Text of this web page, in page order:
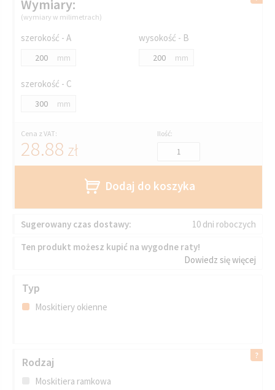
Wymiary:
(wymiary w milimetrach)
szerokość - A
mm
wysokość - B
mm
szerokość - C
mm
Cena z VAT:
28.88 zł
Ilość:
Dodaj do koszyka
Sugerowany czas dostawy:
10 dni roboczych
Ten produkt możesz kupić na wygodne raty!
Dowiedz się więcej
Typ
Moskitiery okienne
Rodzaj
Moskitiera ramkowa